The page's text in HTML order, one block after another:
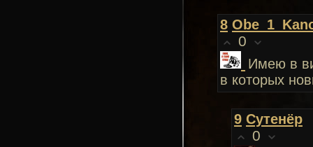
8
0
Имею в
в которых
9 Сутенёр
0